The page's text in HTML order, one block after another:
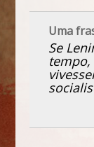
Uma
Se
tempo,